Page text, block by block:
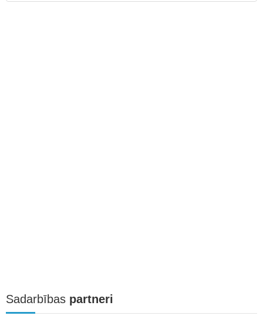
Sadarbības partneri